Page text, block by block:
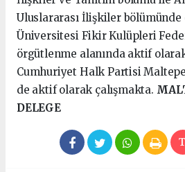
Uluslararası İlişkiler
Üniversitesi Fikir Kulüpleri
örgütlenme alanında aktif
Cumhuriyet Halk Partisi
de aktif olarak çalışmakta.
DELEGE